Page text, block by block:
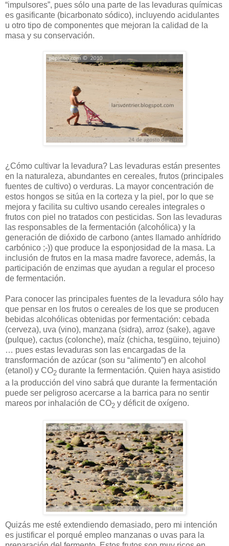
“impulsores”, pues sólo una parte de las levaduras químicas
es gasificante (bicarbonato sódico), incluyendo acidulantes
u otro tipo de componentes que mejoran la calidad de la
masa y su conservación.
¿Cómo cultivar la levadura? Las levaduras están presentes
en la naturaleza, abundantes en cereales, frutos (principales
fuentes de cultivo) o verduras. La mayor concentración de
estos hongos se sitúa en la corteza y la piel, por lo que se
mejora y facilita su cultivo usando cereales integrales o
frutos con piel no tratados con pesticidas. Son las levaduras
las responsables de la fermentación (alcohólica) y la
generación de dióxido de carbono (antes llamado anhídrido
carbónico ;-)) que produce la esponjosidad de la masa. La
inclusión de frutos en la masa madre favorece, además, la
participación de enzimas que ayudan a regular el proceso
de fermentación.
Para conocer las principales fuentes de la levadura sólo hay
que pensar en los frutos o cereales de los que se producen
bebidas alcohólicas obtenidas por fermentación: cebada
(cerveza), uva (vino), manzana (sidra), arroz (sake), agave
(pulque), cactus (colonche), maíz (chicha, tesgüino, tejuino)
… pues estas levaduras son las encargadas de la
transformación de azúcar (son su “alimento”) en alcohol
(etanol) y CO2 durante la fermentación. Quien haya asistido
a la producción del vino sabrá que durante la fermentación
puede ser peligroso acercarse a la barrica para no sentir
mareos por inhalación de CO2 y déficit de oxígeno.
Quizás me esté extendiendo demasiado, pero mi intención
es justificar el porqué empleo manzanas o uvas para la